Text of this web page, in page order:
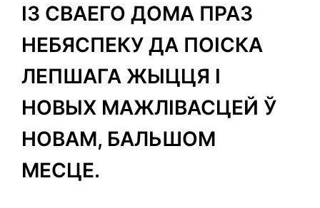
ІЗ СВАЕГО ДОМА ПРАЗ
НЕБЯСПЕКУ ДА ПОІСКА
ЛЕПШАГА ЖЫЦЦЯ І
НОВЫХ МАЖЛІВАСЦЕЙ Ў
НОВАМ, БАЛЬШОМ
МЕСЦЕ.